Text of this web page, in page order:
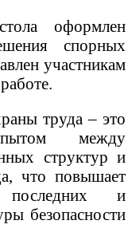
оформлен
спорных
участникам
труда – это
между
структур и
что повышает
последних и
безопасности